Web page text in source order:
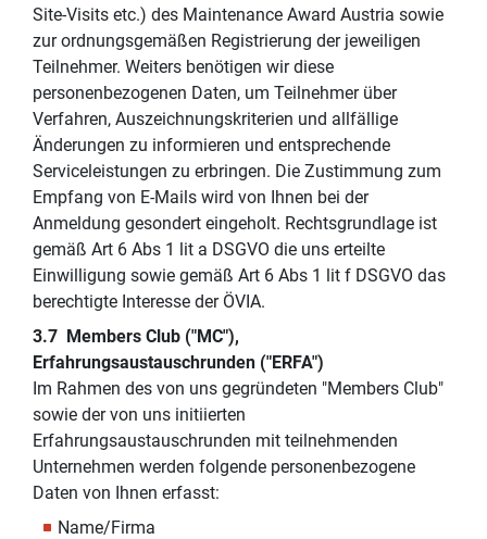
Site-Visits etc.) des Maintenance Award Austria sowie
zur ordnungsgemäßen Registrierung der jeweiligen
Teilnehmer. Weiters benötigen wir diese
personenbezogenen Daten, um Teilnehmer über
Verfahren, Auszeichnungskriterien und allfällige
Änderungen zu informieren und entsprechende
Serviceleistungen zu erbringen. Die Zustimmung zum
Empfang von E-Mails wird von Ihnen bei der
Anmeldung gesondert eingeholt. Rechtsgrundlage ist
gemäß Art 6 Abs 1 lit a DSGVO die uns erteilte
Einwilligung sowie gemäß Art 6 Abs 1 lit f DSGVO das
berechtigte Interesse der ÖVIA.
3.7 Members Club ("MC"),
Erfahrungsaustauschrunden ("ERFA")
Im Rahmen des von uns gegründeten "Members Club"
sowie der von uns initiierten
Erfahrungsaustauschrunden mit teilnehmenden
Unternehmen werden folgende personenbezogene
Daten von Ihnen erfasst:
Name/Firma